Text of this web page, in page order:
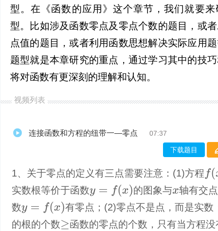
型。在《函数的应用》这个章节，我们就要来
型。比如涉及函数零点及零点个数的题目，或
点值的题目，或者利用函数思想解决实际应用
题型就是本章研究的重点，通过学习其中的技
将对函数有更深刻的理解和认知。
视频列表
连接函数和方程的纽带一—零点 07:37
下载题目
1、关于零点的定义有三点需要注意：(1)方程 (x)=
实数根等价于函数y= (x) 的图象与x 轴有交
数y= (x)
有零点；(2)零点不是点，而是实数
的根的个数 ≥
函数的零点的个数，只有当方程没